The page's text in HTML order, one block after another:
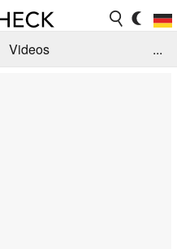
Videos
...